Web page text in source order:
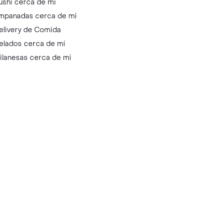
cerca de mi
cerca de mi
de Comida
cerca de mi
cerca de mi